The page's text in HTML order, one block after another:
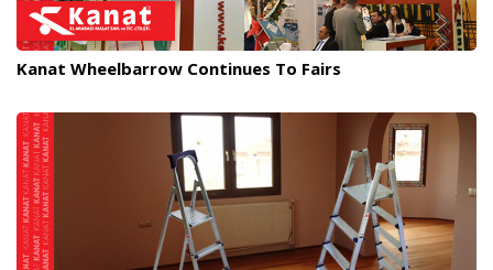
Kanat Wheelbarrow Continues To Fairs